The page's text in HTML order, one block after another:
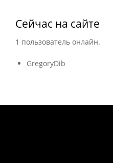
Сейчас на сайте
1 пользователь онлайн.
GregoryDib